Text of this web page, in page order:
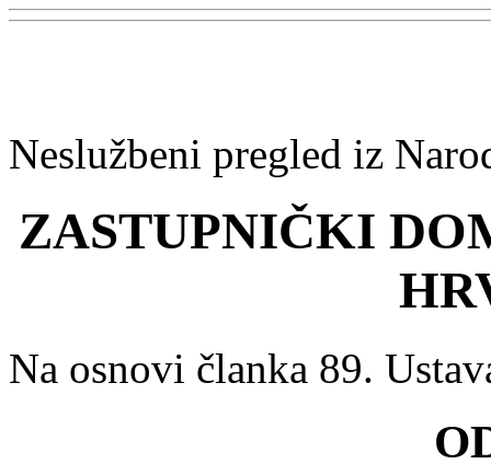
Neslužbeni pregled iz
ZASTUPNIČKI
Na osnovi članka 89.